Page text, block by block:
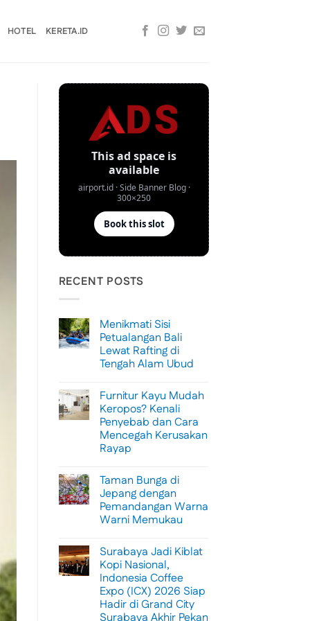
HOTEL KERETA.ID
RECENT POSTS
Menikmati Sisi
Petualangan Bali
Lewat Rafting di
Tengah Alam Ubud
on
Menikmati
Sisi
Petualangan
Bali
Lewat
Rafting
Alam
Ubud
Furnitur Kayu Mudah
Keropos? Kenali
Penyebab dan Cara
Mencegah Kerusakan
Rayap
on
Furnitur
Kayu
Mudah
Keropos?
Kenali
Cara
Mencegah
Kerusakan
Rayap
Taman Bunga di
Jepang dengan
Pemandangan Warna
Warni Memukau
on
Taman
Bunga
di
Jepang
dengan
Pemandangan
Warna
Surabaya Jadi Kiblat
Kopi Nasional,
Indonesia Coffee
Expo (ICX) 2026 Siap
Hadir di Grand City
Surabaya Akhir Pekan